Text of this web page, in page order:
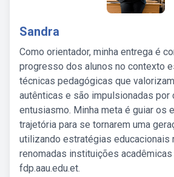
Sandra
Como orientador, minha entrega é
progresso dos alunos no contexto
técnicas pedagógicas que
autênticas e são impulsionadas por
entusiasmo. Minha meta é guiar os
trajetória para se tornarem uma
utilizando estratégias educacionais
renomadas instituições
fdp.aau.edu.et.